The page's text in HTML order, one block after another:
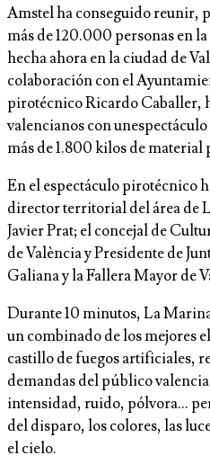
Amstel ha conseguido reunir,
más de 120.000 personas en
hecha ahora en la ciudad de
colaboración con el
pirotécnico Ricardo Caballer,
valencianos con
más de 1.800 kilos de
En el espectáculo pirotécnico
director territorial del área de
Javier Prat; el concejal de
de València y Presidente de
Galiana y la Fallera Mayor de
Durante 10 minutos, La
un combinado de los mejores
castillo de fuegos artificiales,
demandas del público
intensidad, ruido, pólvora…
del disparo, los colores, las
el cielo.